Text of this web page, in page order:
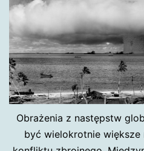
Obrażenia z następstw
być wielokrotnie większe